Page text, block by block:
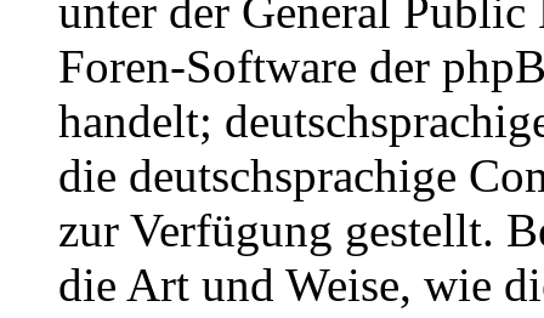
unter der General
Foren-Software der
handelt;
die deutschsprachige
zur Verfügung gestellt.
die Art und Weise, wie